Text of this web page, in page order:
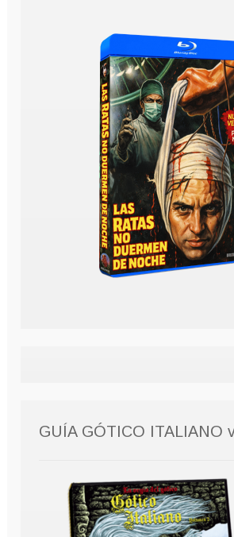
GUÍA GÓTICO ITALIANO